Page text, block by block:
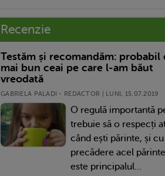
Recenzie
Testăm și recomandăm: probabil
mai bun ceai pe care l-am băut
vreodată
GABRIELA PALADI - REDACTOR | LUNI, 15.07.2019
O regulă importantă
trebuie să o respecți
când ești părinte, și cu
precădere acel
este principalul...